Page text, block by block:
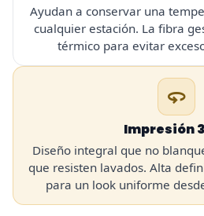
Ayudan a conservar una
cualquier estación. La fibra
térmico para evitar
360
Impresión
Diseño integral que no
que resisten lavados. Alta
para un look uniforme